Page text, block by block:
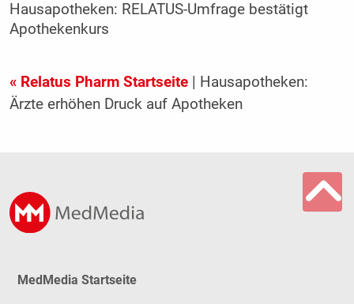
Hausapotheken: RELATUS-Umfrage bestätigt
Apothekenkurs
« Relatus Pharm Startseite| Hausapotheken:
Ärzte erhöhen Druck auf Apotheken
MedMedia Startseite